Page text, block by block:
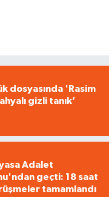
dosyasında 'Rasim
gizli tanık’
Adalet
geçti: 18 saat
tamamlandı